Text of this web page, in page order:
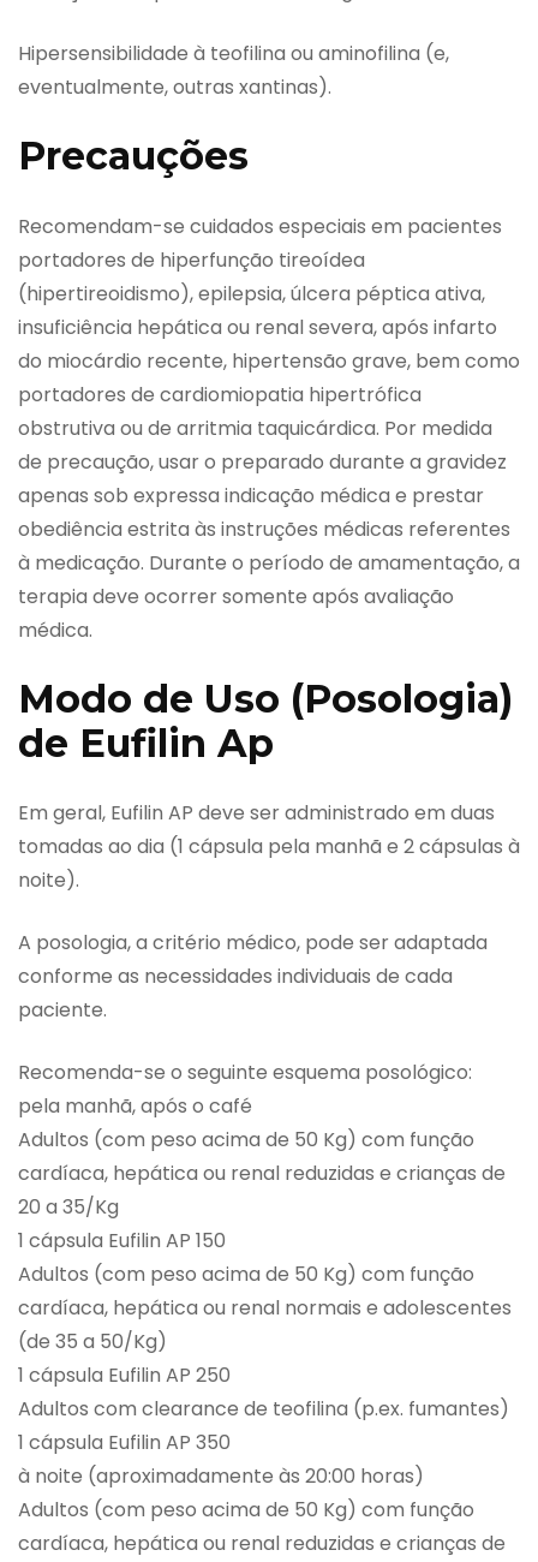
Hipersensibilidade à teofilina ou aminofilina (e,
eventualmente, outras xantinas).
Precauções
Recomendam-se cuidados especiais em pacientes
portadores de hiperfunção tireoídea
(hipertireoidismo), epilepsia, úlcera péptica ativa,
insuficiência hepática ou renal severa, após infarto
do miocárdio recente, hipertensão grave, bem como
portadores de cardiomiopatia hipertrófica
obstrutiva ou de arritmia taquicárdica. Por medida
de precaução, usar o preparado durante a gravidez
apenas sob expressa indicação médica e prestar
obediência estrita às instruções médicas referentes
à medicação. Durante o período de amamentação, a
terapia deve ocorrer somente após avaliação
médica.
Modo de Uso (Posologia)
de Eufilin Ap
Em geral, Eufilin AP deve ser administrado em duas
tomadas ao dia (1 cápsula pela manhã e 2 cápsulas à
noite).
A posologia, a critério médico, pode ser adaptada
conforme as necessidades individuais de cada
paciente.
Recomenda-se o seguinte esquema posológico:
pela manhã, após o café
Adultos (com peso acima de 50 Kg) com função
cardíaca, hepática ou renal reduzidas e crianças de
20 a 35/Kg
1 cápsula Eufilin AP 150
Adultos (com peso acima de 50 Kg) com função
cardíaca, hepática ou renal normais e adolescentes
(de 35 a 50/Kg)
1 cápsula Eufilin AP 250
Adultos com clearance de teofilina (p.ex. fumantes)
1 cápsula Eufilin AP 350
à noite (aproximadamente às 20:00 horas)
Adultos (com peso acima de 50 Kg) com função
cardíaca, hepática ou renal reduzidas e crianças de